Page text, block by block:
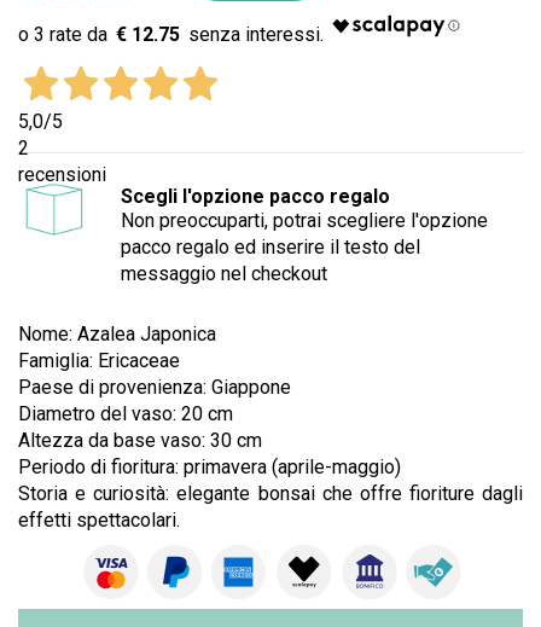
€ 12.75
5,0/5
2
recensioni
Scegli l'opzione pacco regalo
Non preoccuparti, potrai scegliere l'opzione
pacco regalo ed inserire il testo del
messaggio nel checkout
Nome: Azalea Japonica
Famiglia: Ericaceae
Paese di provenienza: Giappone
Diametro del vaso: 20 cm
Altezza da base vaso: 30 cm
Periodo di fioritura: primavera (aprile-maggio)
Storia e curiosità: elegante bonsai che offre fioriture dagli
effetti spettacolari.